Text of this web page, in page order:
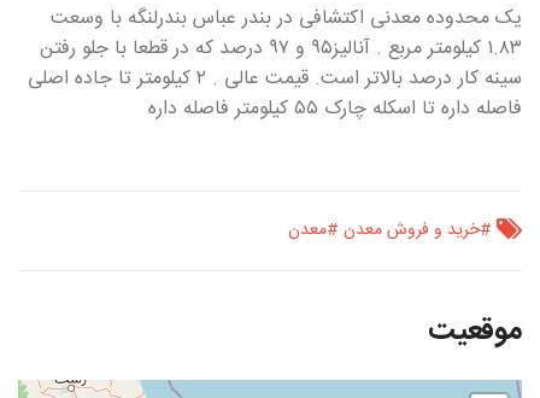
یک محدوده معدنی اکتشافی در بندر عباس بندرلنگه با وسعت
١.٨٣ کیلومتر مربع . آنالیز٩٥ و ٩٧ درصد که در قطعا با جلو رفتن
سینه کار درصد بالاتر است. قیمت عالی . ٢ کیلومتر تا جاده اصلی
فاصله داره تا اسکله چارک ٥٥ کیلومتر فاصله داره
#خرید و فروش معدن #معدن
موقعیت